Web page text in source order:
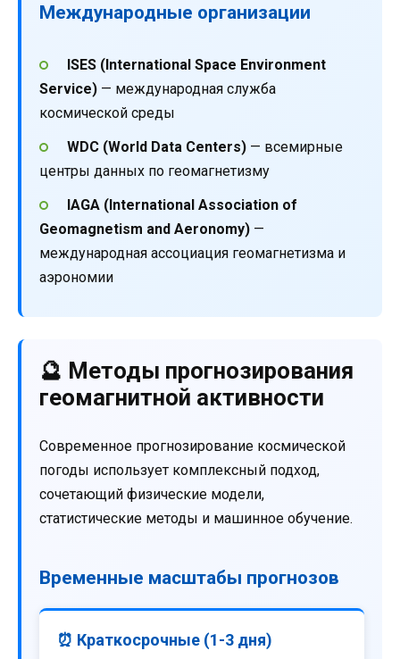
Международные организации
ISES (International Space Environment
Service) — международная служба
космической среды
WDC (World Data Centers)— всемирные
центры данных по геомагнетизму
IAGA (International Association of
Geomagnetism and Aeronomy) —
международная ассоциация геомагнетизма и
аэрономии
🔮 Методы прогнозирования
геомагнитной активности
Современное прогнозирование космической
погоды использует комплексный подход,
сочетающий физические модели,
статистические методы и машинное обучение.
Временные масштабы прогнозов
⏰ Краткосрочные (1-3 дня)